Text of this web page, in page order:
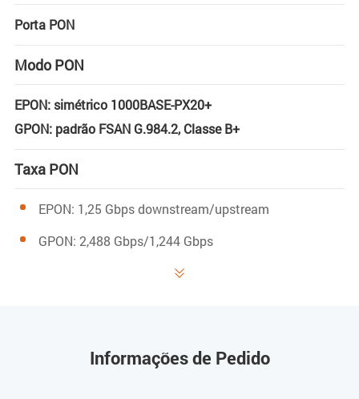
Porta PON
Modo PON
EPON: simétrico 1000BASE-PX20+
GPON: padrão FSAN G.984.2, Classe B+
Taxa PON
EPON: 1,25 Gbps downstream/upstream
GPON: 2,488 Gbps/1,244 Gbps

Informações de Pedido